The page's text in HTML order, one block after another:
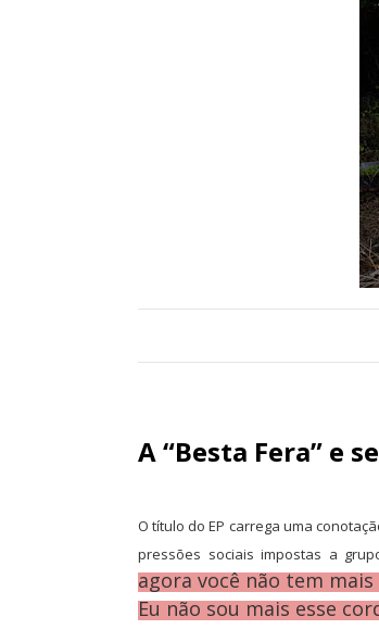
A “Besta Fera” e
O título do EP carrega uma
pressões sociais impostas a
agora você não tem
Eu não sou mais esse